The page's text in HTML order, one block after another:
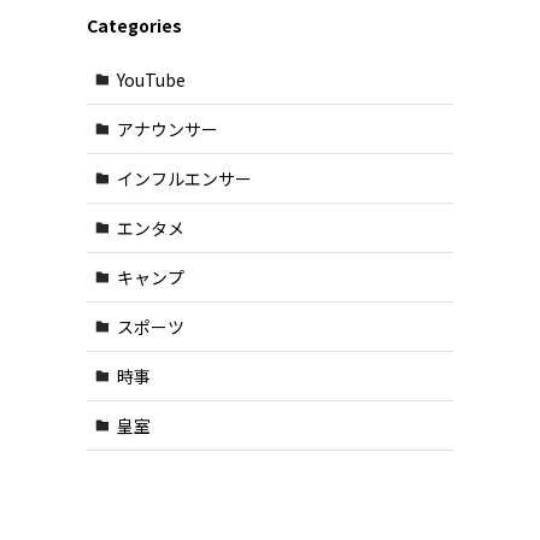
Categories
YouTube
アナウンサー
インフルエンサー
エンタメ
キャンプ
スポーツ
時事
皇室